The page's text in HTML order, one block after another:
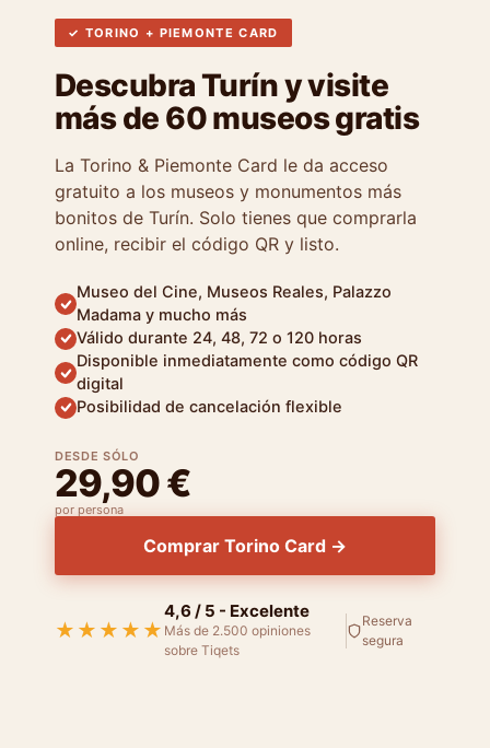
✓ TORINO + PIEMONTE CARD
Descubra Turín y visite
más de 60 museos gratis
La Torino & Piemonte Card le da acceso
gratuito a los museos y monumentos más
bonitos de Turín. Solo tienes que comprarla
online, recibir el código QR y listo.
Museo del Cine, Museos Reales, Palazzo
Madama y mucho más
Válido durante 24, 48, 72 o 120 horas
Disponible inmediatamente como código QR
digital
Posibilidad de cancelación flexible
DESDE SÓLO
29,90 €
por persona
Comprar Torino Card →
★★★★★
4,6 / 5 - Excelente
Más de 2.500 opiniones
sobre Tiqets
Reserva
segura